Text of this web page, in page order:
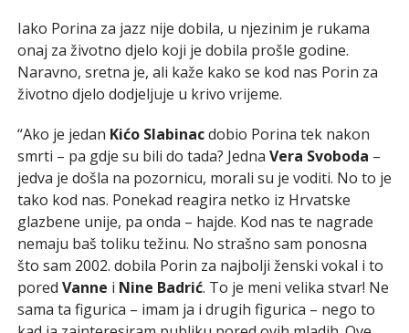
Iako Porina za jazz nije dobila, u njezinim je rukama
onaj za životno djelo koji je dobila prošle godine.
Naravno, sretna je, ali kaže kako se kod nas Porin za
životno djelo dodjeljuje u krivo vrijeme.
“Ako je jedan Kićo Slabinacdobio Porina tek nakon
smrti – pa gdje su bili do tada? Jedna Vera Svoboda –
jedva je došla na pozornicu, morali su je voditi. No to je
tako kod nas. Ponekad reagira netko iz Hrvatske
glazbene unije, pa onda – hajde. Kod nas te nagrade
nemaju baš toliku težinu. No strašno sam ponosna
što sam 2002. dobila Porin za najbolji ženski vokal i to
pored Vanne i Nine Badrić. To je meni velika stvar! Ne
sama ta figurica – imam ja i drugih figurica – nego to